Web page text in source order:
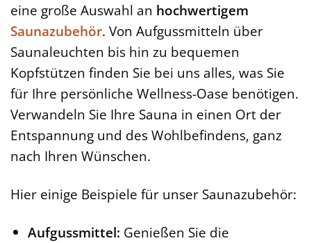
eine große Auswahl an hochwertigem
Saunazubehör. Von Aufgussmitteln über
Saunaleuchten bis hin zu bequemen
Kopfstützen finden Sie bei uns alles, was Sie
für Ihre persönliche Wellness-Oase benötigen.
Verwandeln Sie Ihre Sauna in einen Ort der
Entspannung und des Wohlbefindens, ganz
nach Ihren Wünschen.
Hier einige Beispiele für unser Saunazubehör:
Aufgussmittel: Genießen Sie die